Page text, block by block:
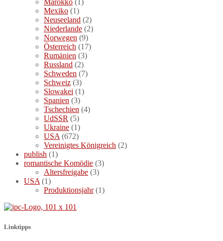
Marokko (1)
Mexiko (1)
Neuseeland (2)
Niederlande (2)
Norwegen (9)
Österreich (17)
Rumänien (3)
Russland (2)
Schweden (7)
Schweiz (3)
Slowakei (1)
Spanien (3)
Tschechien (4)
UdSSR (5)
Ukraine (1)
USA(672)
Vereinigtes Königreich (2)
publish (1)
romantische Komödie (3)
Altersfreigabe (3)
USA(1)
Produktionsjahr(1)
Linktipps